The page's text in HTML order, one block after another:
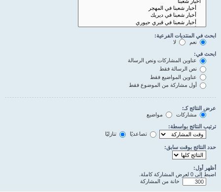
ابحث في المنتديات الفرعية:
نعم
لا
ابحث في:
عناوين المشاركات ونص الرسالة
نص الرسالة فقط
عناوين المواضيع فقط
أول مشاركة من الموضوع فقط
عرض النتائج كـ:
مشاركات
مواضيع
ترتيب النتائج بواسطة:
تصاعديًا
تنازليًا
حدد النتائج بوقت سابق:
أظهر أول:
اضبط إلى 0 لعرض المشاركة كاملة.
خانة من المشاركة